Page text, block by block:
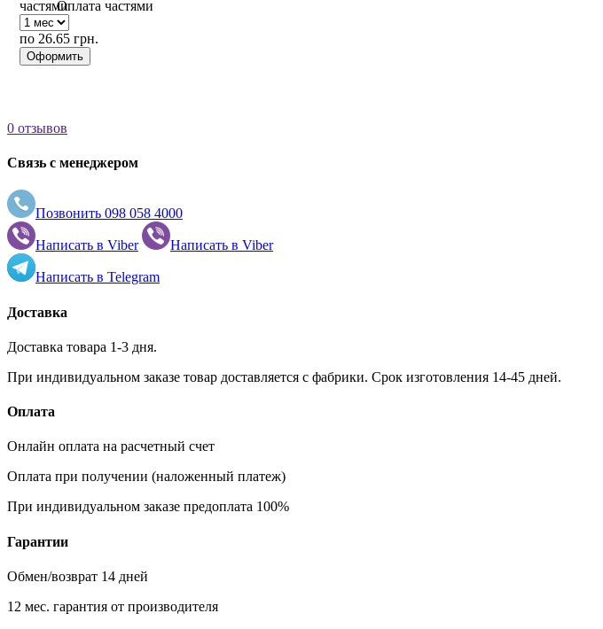
Оплата частями
по 26.65 грн.
Оформить
0 отзывов
Связь с менеджером
Позвонить 098 058 4000
Написать в Viber Написать в Viber
Написать в Telegram
Доставка
Доставка товара 1-3 дня.
При индивидуальном заказе товар доставляется с фабрики. Срок изготовления 14-45 дней.
Оплата
Онлайн оплата на расчетный счет
Оплата при получении (наложенный платеж)
При индивидуальном заказе предоплата 100%
Гарантии
Обмен/возврат 14 дней
12 мес. гарантия от производителя